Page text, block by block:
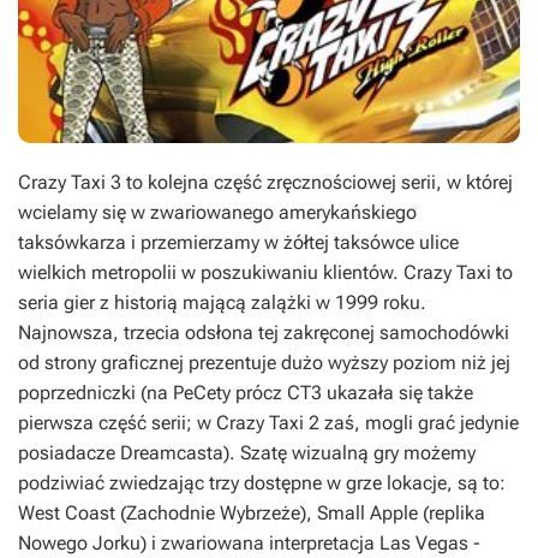
Crazy Taxi 3 to kolejna część zręcznościowej serii, w której
wcielamy się w zwariowanego amerykańskiego
taksówkarza i przemierzamy w żółtej taksówce ulice
wielkich metropolii w poszukiwaniu klientów. Crazy Taxi to
seria gier z historią mającą zalążki w 1999 roku.
Najnowsza, trzecia odsłona tej zakręconej samochodówki
od strony graficznej prezentuje dużo wyższy poziom niż jej
poprzedniczki (na PeCety prócz CT3 ukazała się także
pierwsza część serii; w Crazy Taxi 2 zaś, mogli grać jedynie
posiadacze Dreamcasta). Szatę wizualną gry możemy
podziwiać zwiedzając trzy dostępne w grze lokacje, są to:
West Coast (Zachodnie Wybrzeże), Small Apple (replika
Nowego Jorku) i zwariowana interpretacja Las Vegas -